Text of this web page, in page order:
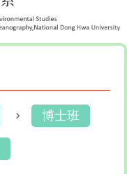
博士班